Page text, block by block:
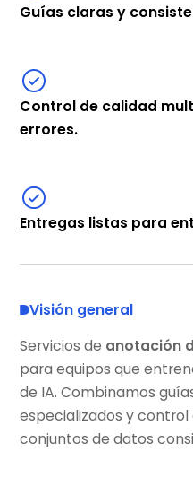
Guías claras y
Control de calidad
errores.
Entregas listas para
Visión general
Servicios de anotación
para equipos que
de IA. Combinamos
especializados y
conjuntos de datos